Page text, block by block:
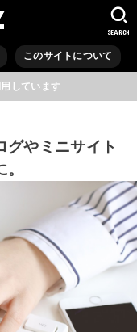
このサイトについて
SEARCH
しています
グやミニサイト